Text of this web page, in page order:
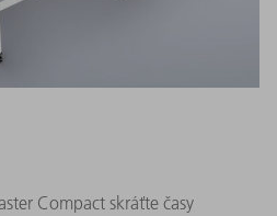
Compact skráťte časy